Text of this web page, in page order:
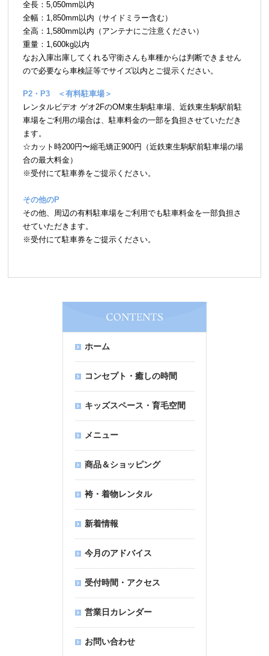
全長：5,050mm以内
全幅：1,850mm以内（サイドミラー含む）
全高：1,580mm以内（アンテナにご注意ください）
重量：1,600kg以内
なお入庫出庫してくれる守衛さんも車種からは判断できません
ので必要なら車検証等でサイズ以内とご提示ください。
P2・P3 ＜有料駐車場＞
レンタルビデオ ゲオ2FのOM東生駒駐車場、近鉄東生駒駅前駐
車場をご利用の場合は、駐車料金の一部を負担させていただき
ます。
☆カット時200円〜縮毛矯正900円（近鉄東生駒駅前駐車場の場
合の最大料金）
※受付にて駐車券をご提示ください。
その他のP
その他、周辺の有料駐車場をご利用でも駐車料金を一部負担さ
せていただきます。
※受付にて駐車券をご提示ください。
ホーム
コンセプト・癒しの時間
キッズスペース・育毛空間
メニュー
商品＆ショッピング
袴・着物レンタル
新着情報
今月のアドバイス
受付時間・アクセス
営業日カレンダー
お問い合わせ